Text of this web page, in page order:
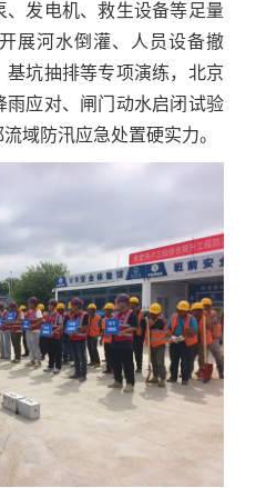
发电机、救生设备等足量
展河水倒灌、人员设备撤
坑抽排等专项演练，北京
应对、闸门动水启闭试验
域防汛应急处置硬实力。